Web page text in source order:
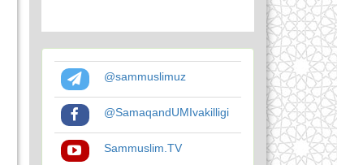
@sammuslimuz
@SamaqandUMIvakilligi
Sammuslim.TV